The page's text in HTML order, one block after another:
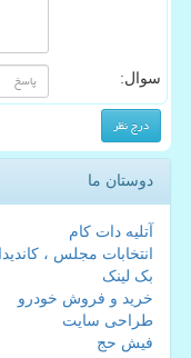
سوال:
دوستان ما
آتلیه دات کام
انتخابات مجلس ،
بک لینک
خرید و فروش خودرو
طراحی سایت
فیش حج